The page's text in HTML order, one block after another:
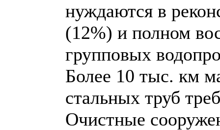
нуждаются в
(12%) и полном
групповых
Более 10 тыс. км
стальных труб
Очистные